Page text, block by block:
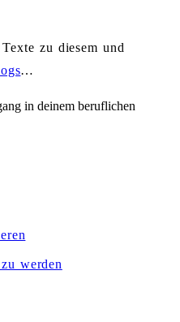
zu diesem und
…
in deinem beruflichen
werden